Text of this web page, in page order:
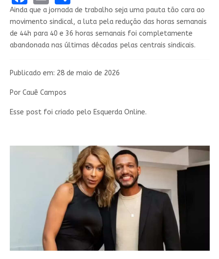
Ainda que a jornada de trabalho seja uma pauta tão cara ao
movimento sindical, a luta pela redução das horas semanais
de 44h para 40 e 36 horas semanais foi completamente
abandonada nas últimas décadas pelas centrais sindicais.
Publicado em: 28 de maio de 2026
Por Cauê Campos
Esse post foi criado pelo Esquerda Online.